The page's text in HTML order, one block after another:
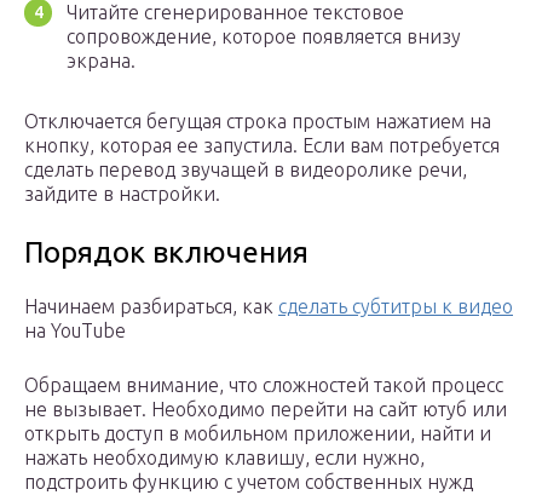
Читайте сгенерированное текстовое
сопровождение, которое появляется внизу
экрана.
Отключается бегущая строка простым нажатием на
кнопку, которая ее запустила. Если вам потребуется
сделать перевод звучащей в видеоролике речи,
зайдите в настройки.
Порядок включения
Начинаем разбираться, как сделать субтитры к видео
на YouTube
Обращаем внимание, что сложностей такой процесс
не вызывает. Необходимо перейти на сайт ютуб или
открыть доступ в мобильном приложении, найти и
нажать необходимую клавишу, если нужно,
подстроить функцию с учетом собственных нужд